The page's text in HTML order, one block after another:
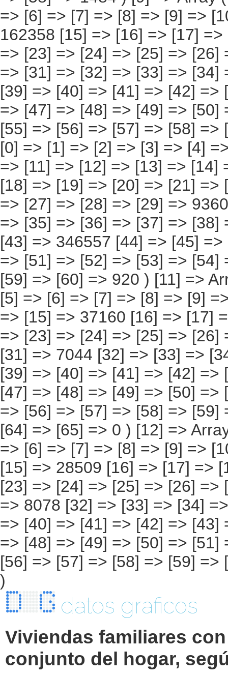
datos graficos
Viviendas familiares
conjunto del hogar,